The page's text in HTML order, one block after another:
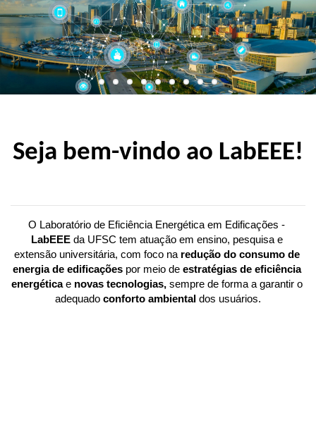
Seja bem-vindo ao LabEEE!
LabEEE da UFSC tem atuação em ensino, pesquisa e
extensão universitária, com foco na redução do consumo de
energia de edificações por meio de estratégias de eficiência
energética e novas tecnologias, sempre de forma a garantir o
adequado conforto ambiental dos usuários.